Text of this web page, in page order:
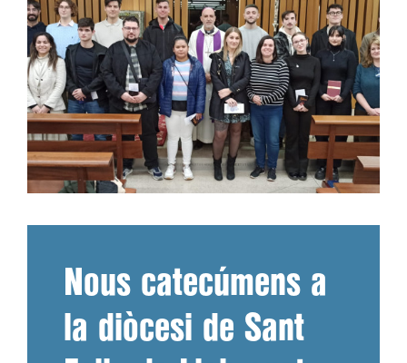
Nous catecúmens a
la diòcesi de Sant